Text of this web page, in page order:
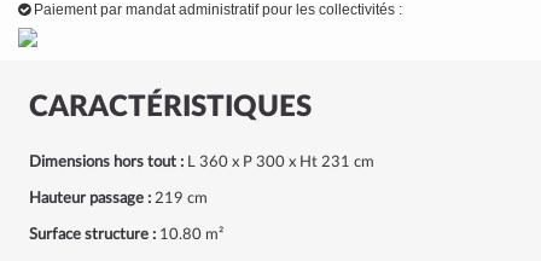
CARACTÉRISTIQUES
Dimensions hors tout : L 360 x P 300 x Ht 231 cm
Hauteur passage : 219 cm
Surface structure : 10.80 m²
Paiement par mandat administratif pour les collectivités :